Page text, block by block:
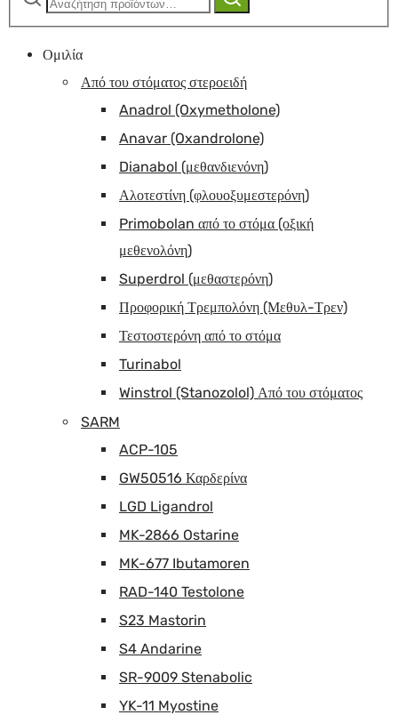
Ομιλία
Από του στόματος στεροειδή
Anadrol (Oxymetholone)
Anavar (Oxandrolone)
Dianabol (μεθανδιενόνη)
Αλοτεστίνη (φλουοξυμεστερόνη)
Primobolan από το στόμα (οξική
μεθενολόνη)
Superdrol (μεθαστερόνη)
Προφορική Τρεμπολόνη (Μεθυλ-Τρεν)
Τεστοστερόνη από το στόμα
Turinabol
Winstrol (Stanozolol) Από του στόματος
SARM
ACP-105
GW50516 Καρδερίνα
LGD Ligandrol
MK-2866 Ostarine
MK-677 Ibutamoren
RAD-140 Testolone
S23 Mastorin
S4 Andarine
SR-9009 Stenabolic
YK-11 Myostine